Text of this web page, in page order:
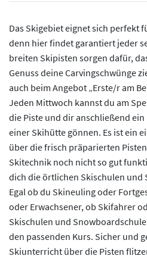
Das Skigebiet eignet sich perfekt
denn hier findet garantiert jeder
breiten Skipisten sorgen dafür,
Genuss deine Carvingschwünge
auch beim Angebot „Erste/r am
Jeden Mittwoch kannst du am
die Piste und dir anschließend
einer Skihütte gönnen. Es ist ein
über die frisch präparierten
Skitechnik noch nicht so gut
dich die örtlichen Skischulen und
Egal ob du Skineuling oder
oder Erwachsener, ob Skifahrer
Skischulen und
den passenden Kurs. Sicher und
Skiunterricht über die Pisten